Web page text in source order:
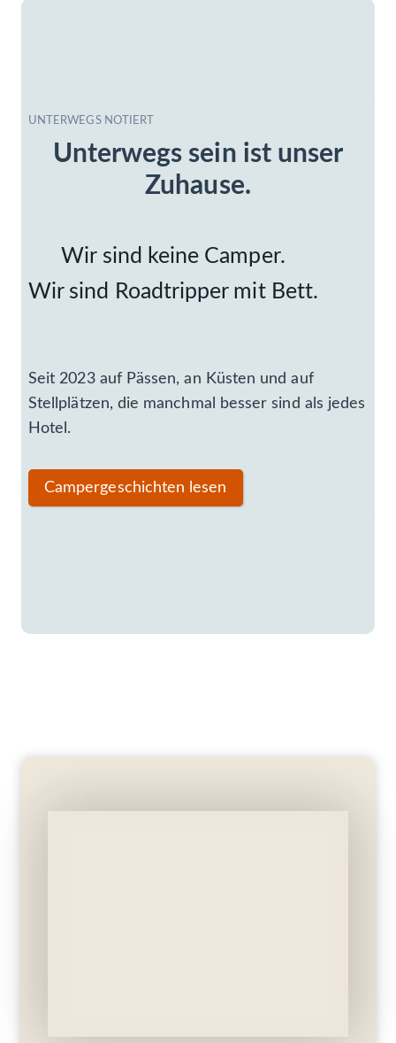
UNTERWEGS NOTIERT
Unterwegs sein ist unser
Zuhause.
Wir sind keine Camper.
Wir sind Roadtripper mit Bett.
Seit 2023 auf Pässen, an Küsten und auf
Stellplätzen, die manchmal besser sind als jedes
Hotel.
Campergeschichten lesen